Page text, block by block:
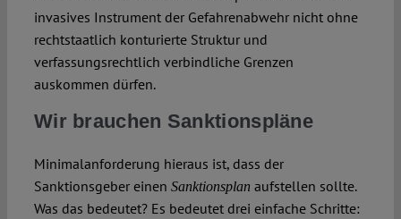
invasives Instrument der Gefahrenabwehr nicht ohne
rechtstaatlich konturierte Struktur und
verfassungsrechtlich verbindliche Grenzen
auskommen dürfen.
Wir brauchen Sanktionspläne
Minimalanforderung hieraus ist, dass der
Sanktionsgeber einen Sanktionsplan aufstellen sollte.
Was das bedeutet? Es bedeutet drei einfache Schritte: